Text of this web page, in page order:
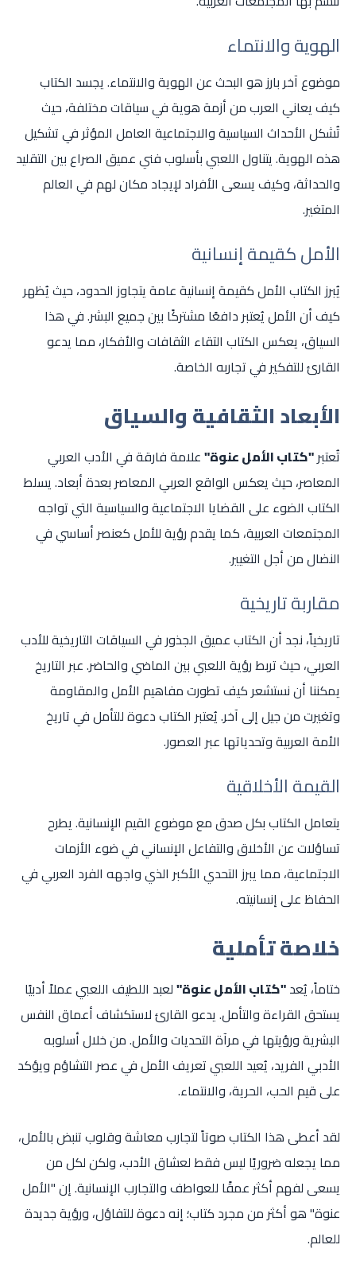
الهوية والانتماء
موضوع آخر بارز هو البحث عن الهوية والانتماء. يجسد الكتاب
كيف يعاني العرب من أزمة هوية في سياقات مختلفة، حيث
تُشكل الأحداث السياسية والاجتماعية العامل المؤثر في تشكيل
هذه الهوية. يتناول اللعبي بأسلوب فني عميق الصراع بين التقليد
والحداثة، وكيف يسعى الأفراد لإيجاد مكان لهم في العالم
المتغير.
الأمل كقيمة إنسانية
يُبرز الكتاب الأمل كقيمة إنسانية عامة يتجاوز الحدود، حيث يُظهر
كيف أن الأمل يُعتبر دافعًا مشتركًا بين جميع البشر. في هذا
السياق، يعكس الكتاب التقاء الثقافات والأفكار، مما يدعو
القارئ للتفكير في تجاربه الخاصة.
الأبعاد الثقافية والسياق
تُعتبر"كتاب الأمل عنوة"علامة فارقة في الأدب العربي
المعاصر، حيث يعكس الواقع العربي المعاصر بعدة أبعاد. يسلط
الكتاب الضوء على القضايا الاجتماعية والسياسية التي تواجه
المجتمعات العربية، كما يقدم رؤية للأمل كعنصر أساسي في
النضال من أجل التغيير.
مقاربة تاريخية
تاريخياً، نجد أن الكتاب عميق الجذور في السياقات التاريخية للأدب
العربي، حيث تربط رؤية اللعبي بين الماضي والحاضر. عبر التاريخ
يمكننا أن نستشعر كيف تطورت مفاهيم الأمل والمقاومة
وتغيرت من جيل إلى آخر. يُعتبر الكتاب دعوة للتأمل في تاريخ
الأمة العربية وتحدياتها عبر العصور.
القيمة الأخلاقية
يتعامل الكتاب بكل صدق مع موضوع القيم الإنسانية. يطرح
تساؤلات عن الأخلاق والتفاعل الإنساني في ضوء الأزمات
الاجتماعية، مما يبرز التحدي الأكبر الذي واجهه الفرد العربي في
الحفاظ على إنسانيته.
خلاصة تأملية
ختاماً، يُعد"كتاب الأمل عنوة"لعبد اللطيف اللعبي عملاً أدبيًا
يستحق القراءة والتأمل. يدعو القارئ لاستكشاف أعماق النفس
البشرية ورؤيتها في مرآة التحديات والأمل. من خلال أسلوبه
الأدبي الفريد، يُعيد اللعبي تعريف الأمل في عصر التشاؤم ويؤكد
على قيم الحب، الحرية، والانتماء.
لقد أعطى هذا الكتاب صوتاً لتجارب معاشة وقلوب تنبض بالأمل،
مما يجعله ضروريًا ليس فقط لعشاق الأدب، ولكن لكل من
يسعى لفهم أكثر عمقًا للعواطف والتجارب الإنسانية. إن "الأمل
عنوة" هو أكثر من مجرد كتاب؛ إنه دعوة للتفاؤل، ورؤية جديدة
للعالم.